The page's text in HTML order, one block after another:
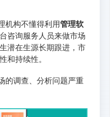
机构不懂得利用管理软
咨询服务人员来做市场
潜在生源长期跟进，市
和持续性。
的调查、分析问题严重